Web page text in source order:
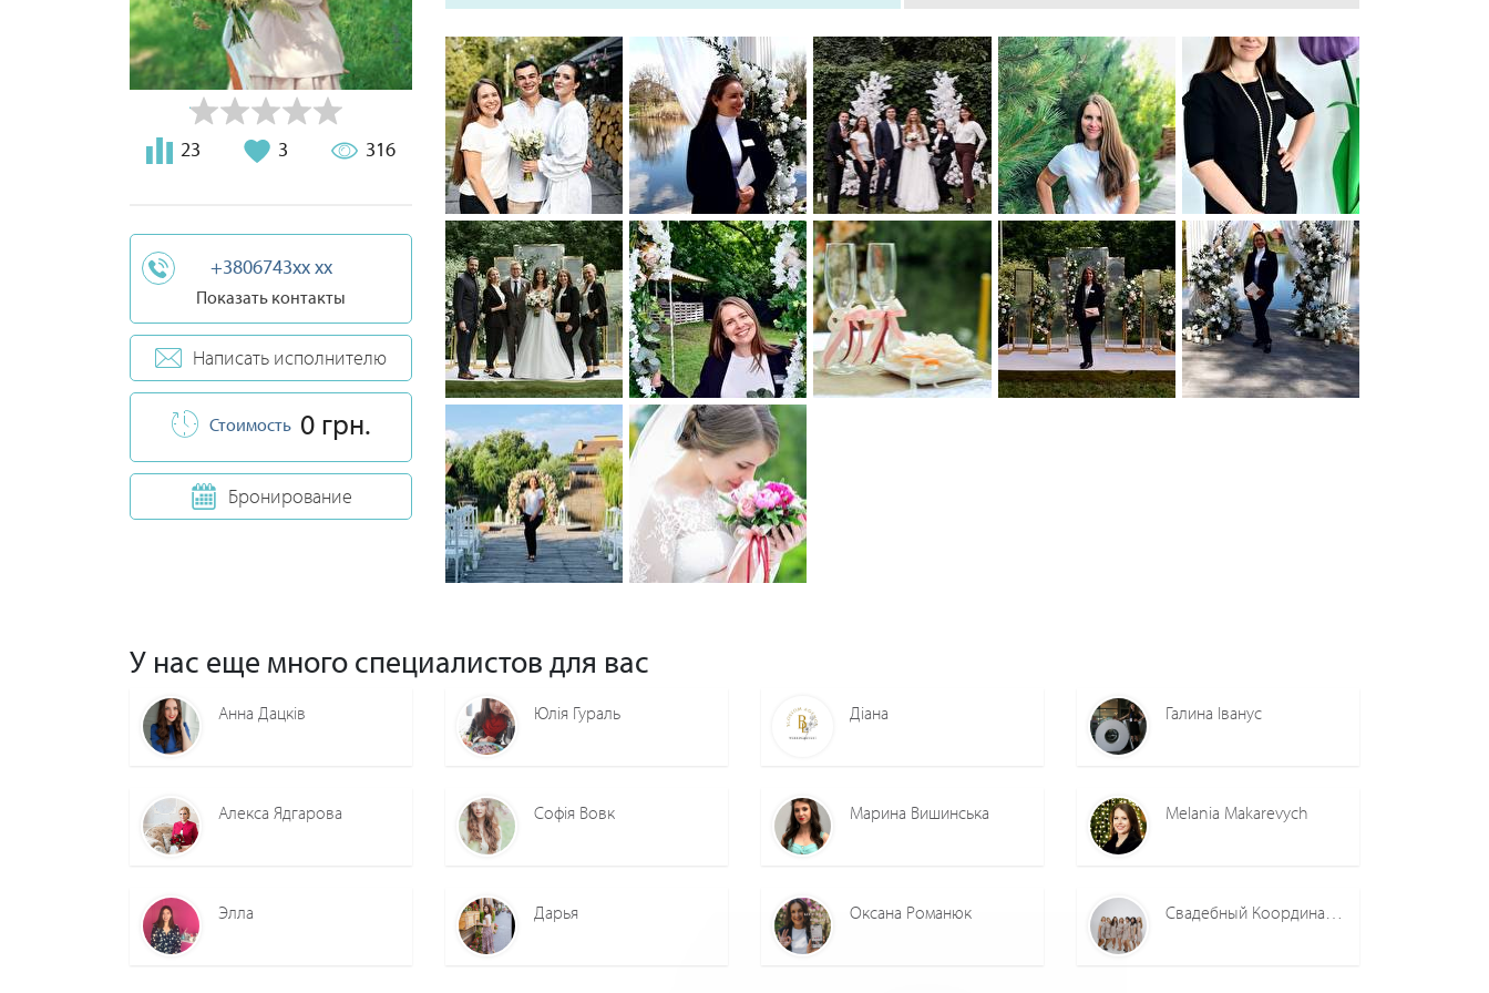
23 3 316
+3806743xx xx
Показать контакты
Написать исполнителю
Стоимость 0 грн.
Бронирование
площадки. (Реквізит на своїх місцях) Контроль декору згідно референсів Зустріч гостей, допомога з подарунками /квітами.
Знайомство з локацією Контроль роботи офіціантів фуршет Перевірка готовності банкетного залу. Розміщення столів,
сервіровка, розсадка гостів Робота з банкетним менеджером ( контроль видачі страв/ алкоголю, розрахунок з
рестораном , робота з таймінгом , вчасний винос страв ) Координація роботи ведучого, артистів , інших підрядників.
Вчасний виступ згідно сценарію Весільний торт , контроль приїзду, зберігання Розрахунок з підрядниками та контроль
фінансових домовленостей Вирішення форс- мажорних ситуацій
0 0 0 0 0 0 0 0 0
0 0 0 0
У нас еще много специалистов для вас
Анна Дацків Юлія Гураль Діана Галина Іванус
Алекса Ядгарова Софія Вовк Марина Вишинська Melania Makarevych
Элла Дарья Оксана Романюк